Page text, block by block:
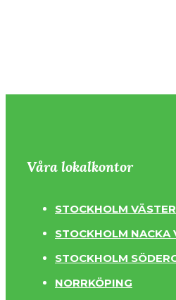
Våra lokalkontor
STOCKHOLM
STOCKHOLM NACKA
STOCKHOLM
NORRKÖPING